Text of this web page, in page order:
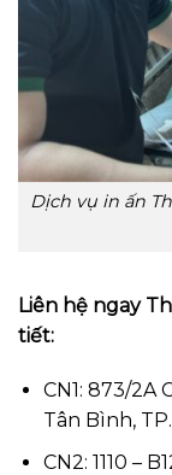
Dịch vụ in ấn
Liên hệ ngay
tiết:
CN1: 873/2A
Tân Bình,
CN2: 1110 –